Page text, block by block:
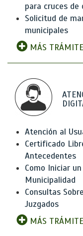
para cruces de
Solicitud de
municipales
MÁS
Atención al
Certificado
Antecedentes
Como Iniciar
Municipalidad
Consultas
Juzgados
MÁS